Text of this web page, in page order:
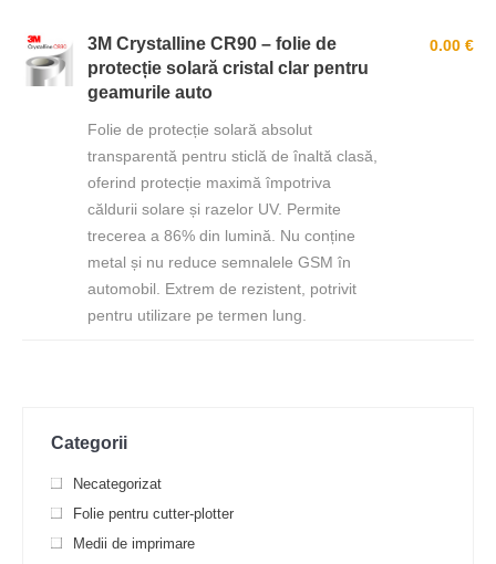
3M Crystalline CR90 – folie de
protecție solară cristal clar pentru
geamurile auto
Folie de protecție solară absolut
transparentă pentru sticlă de înaltă clasă,
oferind protecție maximă împotriva
căldurii solare și razelor UV. Permite
trecerea a 86% din lumină. Nu conține
metal și nu reduce semnalele GSM în
automobil. Extrem de rezistent, potrivit
pentru utilizare pe termen lung.
0.00 €
Categorii
Necategorizat
Folie pentru cutter-plotter
Medii de imprimare